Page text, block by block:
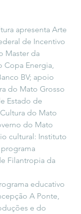
apresenta Arte
de Incentivo
Master da
Copa Energia,
BV; apoio
do Mato Grosso
Estado de
do Mato
do Mato
cultural: Instituto
Filantropia da
educativo
A Ponte,
e do